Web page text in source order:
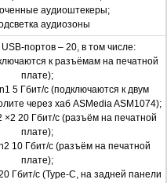
аудиоштекеры;
аудиозоны
портов – 20, в том числе:
к разъёмам на печатной
плате);
5 Гбит/с (подключаются к двум
через хаб ASMedia ASM1074);
×2 20 Гбит/с (разъём на печатной
плате);
10 Гбит/с (разъём на печатной
плате);
Гбит/с (Type-C, на задней панели